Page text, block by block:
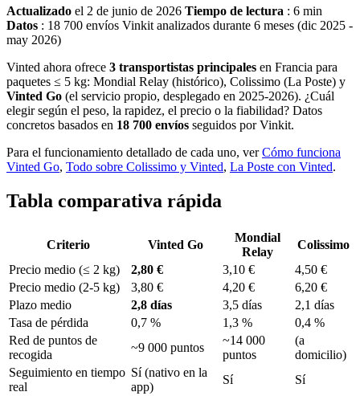
Actualizado el 2 de junio de 2026 Tiempo de lectura : 6 min
Datos : 18 700 envíos Vinkit analizados durante 6 meses (dic 2025 -
may 2026)
Vinted ahora ofrece 3 transportistas principales en Francia para
paquetes ≤ 5 kg: Mondial Relay (histórico), Colissimo (La Poste) y
Vinted Go (el servicio propio, desplegado en 2025-2026). ¿Cuál
elegir según el peso, la rapidez, el precio o la fiabilidad? Datos
concretos basados en 18 700 envíos seguidos por Vinkit.
Para el funcionamiento detallado de cada uno, verCómo funciona
Vinted Go, Todo sobre Colissimo y Vinted, La Poste con Vinted.
Tabla comparativa rápida
Criterio Vinted Go
Mondial
Relay
Colissimo
Precio medio (≤ 2 kg)
2,80 € 3,10 €
4,50 €
Precio medio (2-5 kg)
3,80 € 4,20 €
6,20 €
Plazo medio
2,8 días 3,5 días
2,1 días
Tasa de pérdida
0,7 % 1,3 %
0,4 %
Red de puntos de
recogida
~9 000 puntos
~14 000
puntos
(a
domicilio)
Seguimiento en tiempo
real
Sí (nativo en la
app)
Sí
Sí